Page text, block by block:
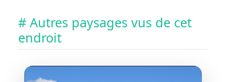
# Autres paysages vus de cet
endroit